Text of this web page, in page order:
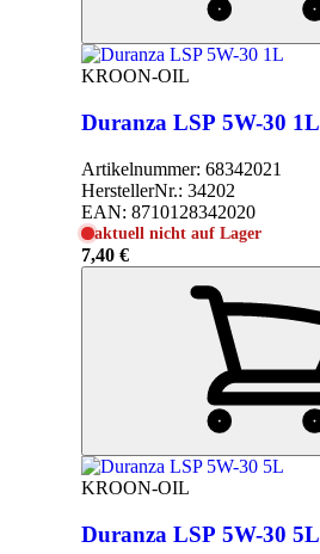
KROON-OIL
Duranza LSP 5W-30 1L
Artikelnummer: 68342021
HerstellerNr.: 34202
EAN: 8710128342020
aktuell nicht auf Lager
7,40 €
KROON-OIL
Duranza LSP 5W-30 5L